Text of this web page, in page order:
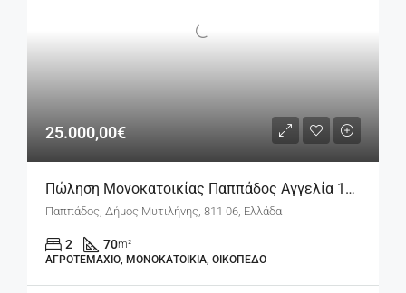
25.000,00€
Πώληση Μονοκατοικίας Παππάδος Αγγελία 17502
Παππάδος, Δήμος Μυτιλήνης, 811 06, Ελλάδα
2 70m²
ΑΓΡΟΤΕΜΆΧΙΟ, ΜΟΝΟΚΑΤΟΙΚΊΑ, ΟΙΚΌΠΕΔΟ